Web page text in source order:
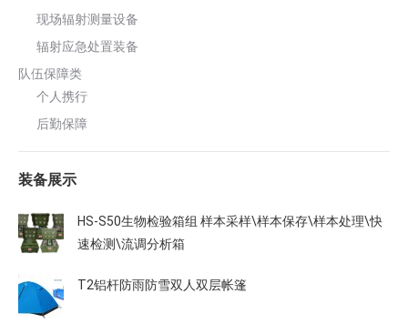
现场辐射测量设备
辐射应急处置装备
队伍保障类
个人携行
后勤保障
装备展示
HS-S50生物检验箱组 样本采样\样本保存\样本处理\快
速检测\流调分析箱
T2铝杆防雨防雪双人双层帐篷